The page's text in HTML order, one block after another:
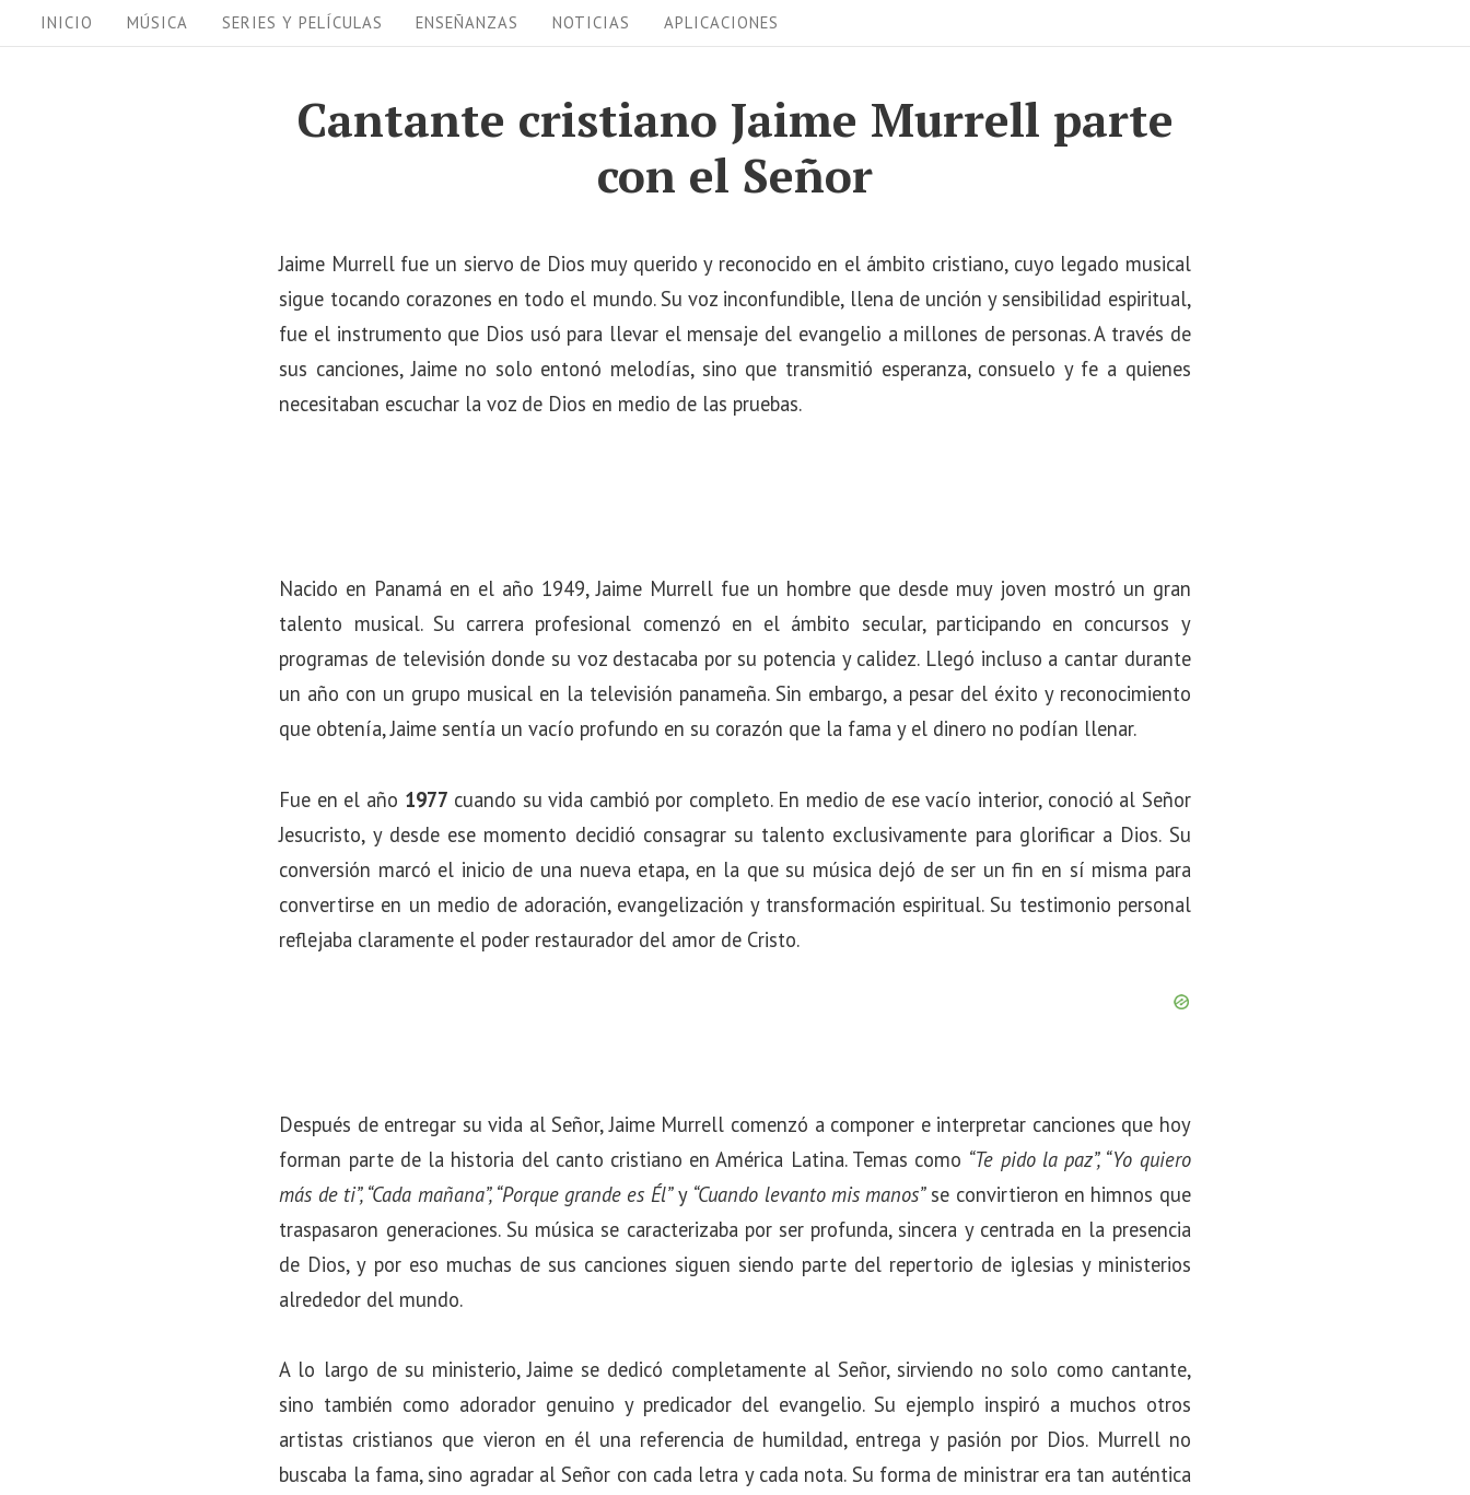
k
i
INICIO MÚSICA SERIES Y PELÍCULAS ENSEÑANZAS NOTICIAS APLICACIONES
Cantante cristiano Jaime Murrell parte
con el Señor
Jaime Murrell fue un siervo de Dios muy querido y reconocido en el ámbito cristiano, cuyo legado musical
sigue tocando corazones en todo el mundo. Su voz inconfundible, llena de unción y sensibilidad espiritual,
fue el instrumento que Dios usó para llevar el mensaje del evangelio a millones de personas. A través de
sus canciones, Jaime no solo entonó melodías, sino que transmitió esperanza, consuelo y fe a quienes
necesitaban escuchar la voz de Dios en medio de las pruebas.
Nacido en Panamá en el año 1949, Jaime Murrell fue un hombre que desde muy joven mostró un gran
talento musical. Su carrera profesional comenzó en el ámbito secular, participando en concursos y
programas de televisión donde su voz destacaba por su potencia y calidez. Llegó incluso a cantar durante
un año con un grupo musical en la televisión panameña. Sin embargo, a pesar del éxito y reconocimiento
que obtenía, Jaime sentía un vacío profundo en su corazón que la fama y el dinero no podían llenar.
Fue en el año 1977 cuando su vida cambió por completo. En medio de ese vacío interior, conoció al Señor
Jesucristo, y desde ese momento decidió consagrar su talento exclusivamente para glorificar a Dios. Su
conversión marcó el inicio de una nueva etapa, en la que su música dejó de ser un fin en sí misma para
convertirse en un medio de adoración, evangelización y transformación espiritual. Su testimonio personal
reflejaba claramente el poder restaurador del amor de Cristo.
Después de entregar su vida al Señor, Jaime Murrell comenzó a componer e interpretar canciones que hoy
forman parte de la historia del canto cristiano en América Latina. Temas como “Te pido la paz”, “Yo quiero
más de ti”, “Cada mañana”, “Porque grande es Él”y “Cuando levanto mis manos”se convirtieron en himnos que
traspasaron generaciones. Su música se caracterizaba por ser profunda, sincera y centrada en la presencia
de Dios, y por eso muchas de sus canciones siguen siendo parte del repertorio de iglesias y ministerios
alrededor del mundo.
A lo largo de su ministerio, Jaime se dedicó completamente al Señor, sirviendo no solo como cantante,
sino también como adorador genuino y predicador del evangelio. Su ejemplo inspiró a muchos otros
artistas cristianos que vieron en él una referencia de humildad, entrega y pasión por Dios. Murrell no
buscaba la fama, sino agradar al Señor con cada letra y cada nota. Su forma de ministrar era tan auténtica